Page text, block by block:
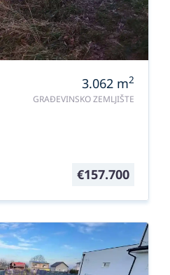
3.062 m2
GRAĐEVINSKO ZEMLJIŠTE
€157.700